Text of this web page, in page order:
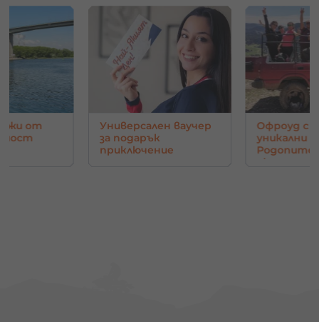
Универсален ваучер
за подарък
приключение
Офроуд с джип
уникални гледки
Родопите -